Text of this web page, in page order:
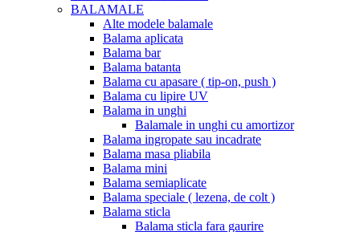
BALAMALE
Alte modele balamale
Balama aplicata
Balama bar
Balama batanta
Balama cu apasare ( tip-on, push )
Balama cu lipire UV
Balama in unghi
Balamale in unghi cu amortizor
Balama ingropate sau incadrate
Balama masa pliabila
Balama mini
Balama semiaplicate
Balama speciale ( lezena, de colt )
Balama sticla
Balama sticla fara gaurire